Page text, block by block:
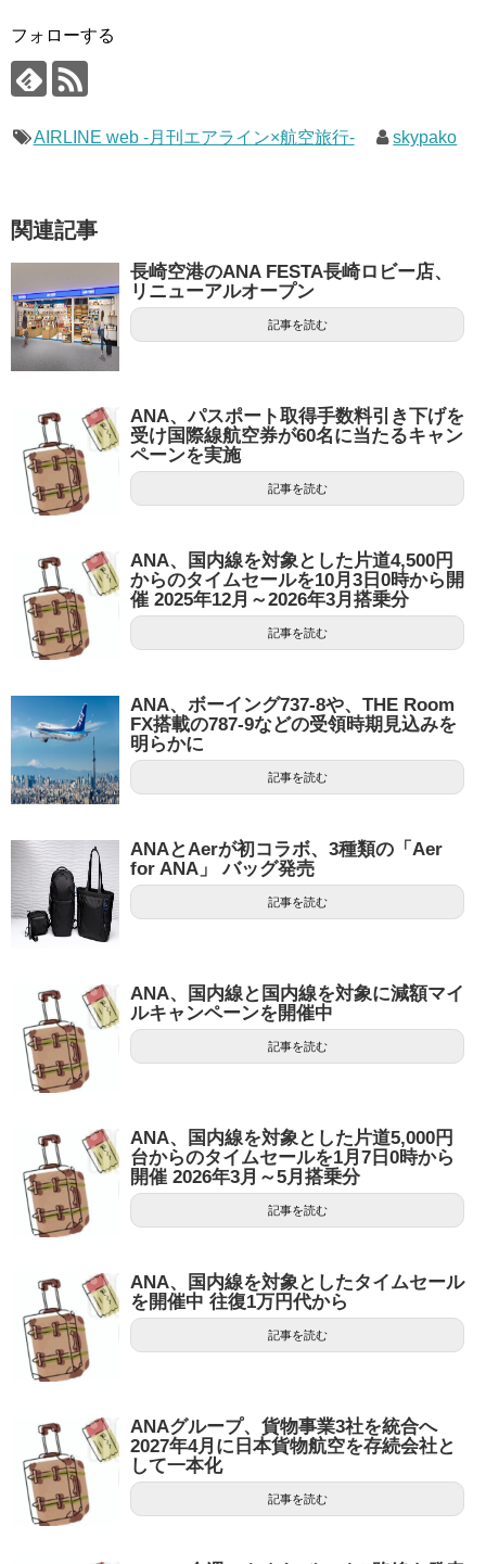
フォローする
AIRLINE web -月刊エアライン×航空旅行- skypako
関連記事
長崎空港のANA FESTA長崎ロビー店、
リニューアルオープン
記事を読む
ANA、パスポート取得手数料引き下げを
受け国際線航空券が60名に当たるキャン
ペーンを実施
記事を読む
ANA、国内線を対象とした片道4,500円
からのタイムセールを10月3日0時から開
催 2025年12月～2026年3月搭乗分
記事を読む
ANA、ボーイング737-8や、THE Room
FX搭載の787-9などの受領時期見込みを
明らかに
記事を読む
ANAとAerが初コラボ、3種類の「Aer
for ANA」 バッグ発売
記事を読む
ANA、国内線と国内線を対象に減額マイ
ルキャンペーンを開催中
記事を読む
ANA、国内線を対象とした片道5,000円
台からのタイムセールを1月7日0時から
開催 2026年3月～5月搭乗分
記事を読む
ANA、国内線を対象としたタイムセール
を開催中 往復1万円代から
記事を読む
ANAグループ、貨物事業3社を統合へ
2027年4月に日本貨物航空を存続会社と
して一本化
記事を読む